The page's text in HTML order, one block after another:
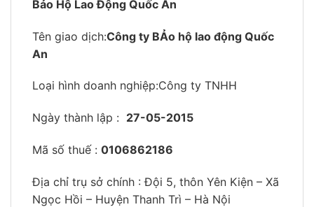
Bảo Hộ Lao Động Quốc An
Tên giao dịch:Công ty BẢo hộ lao động Quốc
An
Loại hình doanh nghiệp:Công ty TNHH
Ngày thành lập : 27-05-2015
Mã số thuế : 0106862186
Địa chỉ trụ sở chính : Đội 5, thôn Yên Kiện – Xã
Ngọc Hồi – Huyện Thanh Trì – Hà Nội